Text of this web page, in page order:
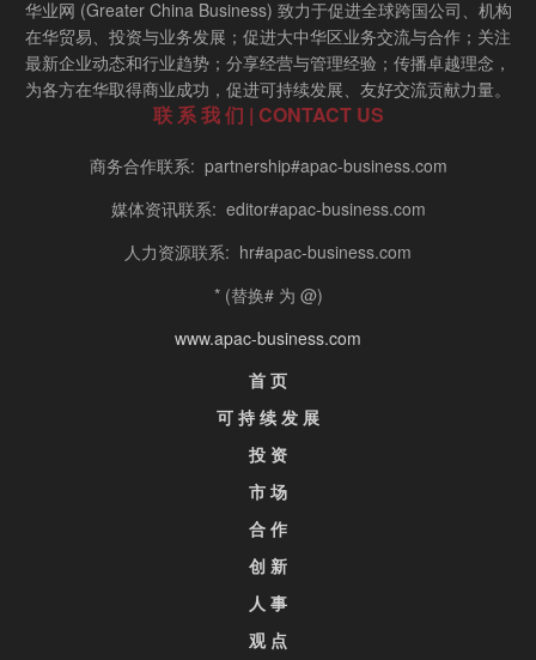
华业网 (Greater China Business) 致力于促进全球跨国公司、机构
在华贸易、投资与业务发展；促进大中华区业务交流与合作；关注
最新企业动态和行业趋势；分享经营与管理经验；传播卓越理念，
为各方在华取得商业成功，促进可持续发展、友好交流贡献力量。
联 系 我 们 | CONTACT US
商务合作联系: partnership#apac-business.com
媒体资讯联系: editor#apac-business.com
人力资源联系: hr#apac-business.com
* (替换# 为 @)
www.apac-business.com
首 页
可 持 续 发 展
投 资
市 场
合 作
创 新
人 事
观 点